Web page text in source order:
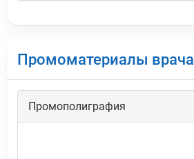
Промоматериалы врача
Промополиграфия